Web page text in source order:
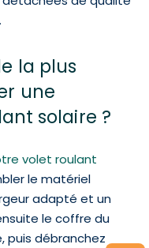
la plus
une
solaire ?
volet roulant
le matériel
adapté et un
le coffre du
puis débranchez